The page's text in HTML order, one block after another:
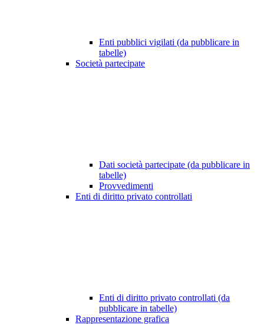
Enti pubblici vigilati (da pubblicare in
tabelle)
Società partecipate
Dati società partecipate (da pubblicare in
tabelle)
Provvedimenti
Enti di diritto privato controllati
Enti di diritto privato controllati (da
pubblicare in tabelle)
Rappresentazione grafica